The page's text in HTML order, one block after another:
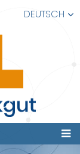
DEUTSCH